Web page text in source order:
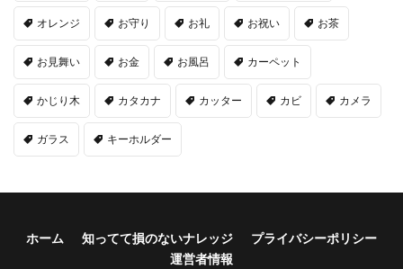
オレンジ お守り お礼 お祝い お茶
お見舞い お金 お風呂 カーペット
かじり木 カタカナ カッター カビ カメラ
ガラス キーホルダー
ホーム 知ってて損のないナレッジ
プライバシーポリシー
運営者情報